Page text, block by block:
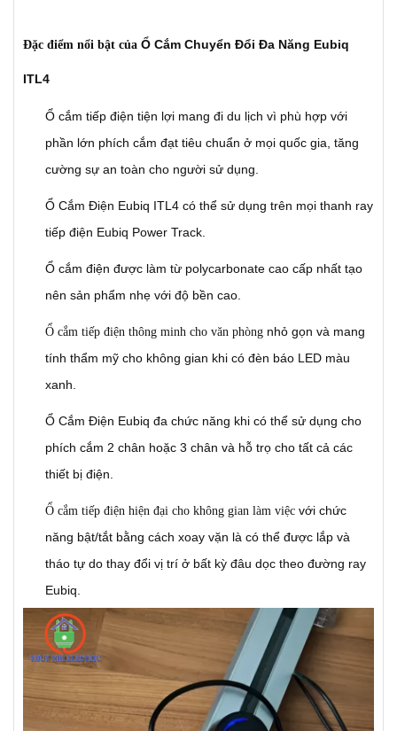
Đặc điểm nổi bật của Ổ Cắm Chuyển Đổi Đa Năng Eubiq
ITL4
Ổ cắm tiếp điện tiện lợi mang đi du lịch vì phù hợp với
phần lớn phích cắm đạt tiêu chuẩn ở mọi quốc gia, tăng
cường sự an toàn cho người sử dụng.
Ổ Cắm Điện Eubiq ITL4 có thể sử dụng trên mọi thanh ray
tiếp điện Eubiq Power Track.
Ổ cắm điện được làm từ polycarbonate cao cấp nhất tạo
nên sản phẩm nhẹ với độ bền cao.
Ổ cắm tiếp điện thông minh cho văn phòng nhỏ gọn và mang
tính thẩm mỹ cho không gian khi có đèn báo LED màu
xanh.
Ổ Cắm Điện Eubiq đa chức năng khi có thể sử dụng cho
phích cắm 2 chân hoặc 3 chân và hỗ trọ cho tất cả các
thiết bị điện.
Ổ cắm tiếp điện hiện đại cho không gian làm việc với chức
năng bật/tắt bằng cách xoay vặn là có thể được lắp và
tháo tự do thay đổi vị trí ở bất kỳ đâu dọc theo đường ray
Eubiq.